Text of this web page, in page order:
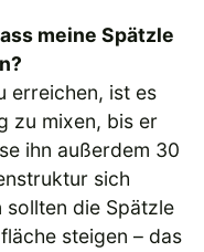
meine Spätzle
erreichen, ist es
zu mixen, bis er
ihn außerdem 30
sich
sollten die Spätzle
steigen – das